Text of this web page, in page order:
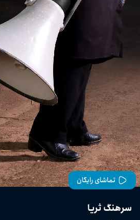
تماشای رایگان
سرهنگ ثریا